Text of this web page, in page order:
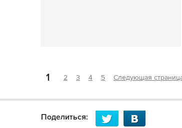
1 2 3 4 5 Следующая
Поделиться: